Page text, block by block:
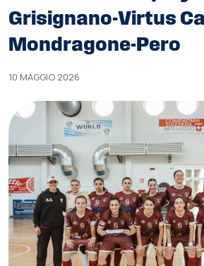
Grisignano-Virtus
Mondragone-Pero
10 MAGGIO 2026